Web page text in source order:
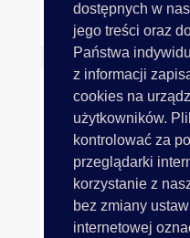
dostępnych w
jego treści oraz
Państwa
z informacji
cookies na
użytkowników.
kontrolować za
przeglądarki
korzystanie z
bez zmiany
internetowej
Baza Do